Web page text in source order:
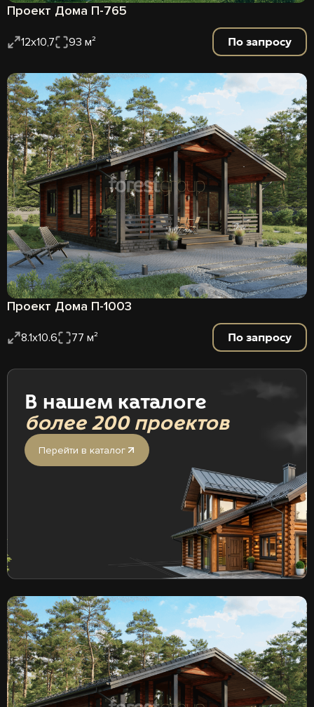
Проект Дома П-765
12х10,7 93 м² По запросу
Проект Дома П-1003
8.1х10.6 77 м² По запросу
В нашем каталоге
более 200 проектов
Перейти в каталог